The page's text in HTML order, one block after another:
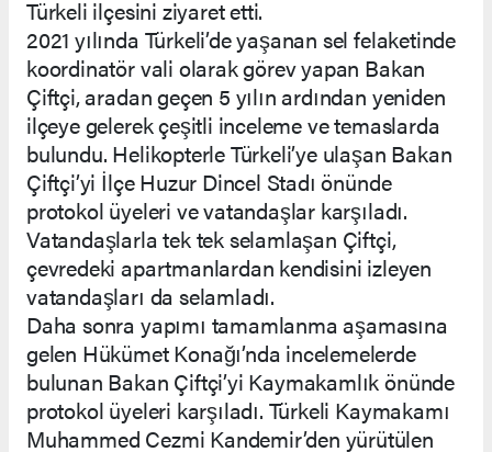
Türkeli ilçesini ziyaret etti.
2021 yılında Türkeli’de yaşanan sel felaketinde
koordinatör vali olarak görev yapan Bakan
Çiftçi, aradan geçen 5 yılın ardından yeniden
ilçeye gelerek çeşitli inceleme ve temaslarda
bulundu. Helikopterle Türkeli’ye ulaşan Bakan
Çiftçi’yi İlçe Huzur Dincel Stadı önünde
protokol üyeleri ve vatandaşlar karşıladı.
Vatandaşlarla tek tek selamlaşan Çiftçi,
çevredeki apartmanlardan kendisini izleyen
vatandaşları da selamladı.
Daha sonra yapımı tamamlanma aşamasına
gelen Hükümet Konağı’nda incelemelerde
bulunan Bakan Çiftçi’yi Kaymakamlık önünde
protokol üyeleri karşıladı. Türkeli Kaymakamı
Muhammed Cezmi Kandemir’den yürütülen